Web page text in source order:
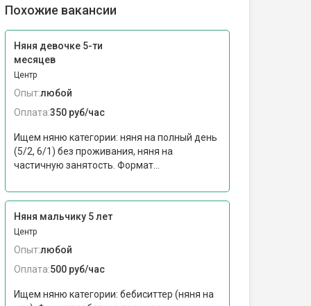
Похожие вакансии
Няня девочке 5-ти
месяцев
Центр
Опыт:любой
Оплата:350 руб/час
Ищем няню категории: няня на полный день
(5/2, 6/1) без проживания, няня на
частичную занятость. Формат...
Няня мальчику 5 лет
Центр
Опыт:любой
Оплата:500 руб/час
Ищем няню категории: бебиситтер (няня на